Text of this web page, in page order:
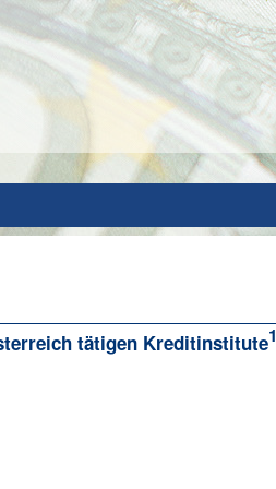
tätigen Kreditinstitute1